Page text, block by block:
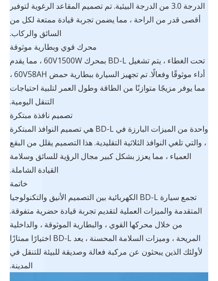
الدرجة 3.0 من الدرجة البيئية. تم تصميم المقاعد الرغوية لتوفير
أقصى قدر من الراحة ، مما يضمن تجربة قيادة ممتعة لكل من
السائق والركاب.
محرك قوي وبطارية موثوقة
تحت الغطاء ، يتم تشغيل BD-L بمحرك 60V1500W ، مما يقدم
أداء موثوقًا وفعالًا. تم تجهيز السيارة ببطارية حمض 60V58AH ،
مما يوفر مزيجًا متوازنًا من الطاقة وطول العمر لتلبية احتياجات
التنقل اليومية.
تصميم نافذة مبتكرة
واحدة من الميزات البارزة في BD-L هي تصميم النوافذ المبتكرة
، والتي تلغي النوافذ الثلاثية التقليدية. هذا التصميم يقلل من البقع
العمياء ، مما يعزز بشكل كبير مجال الرؤية للسائق وسلامة
القيادة الشاملة.
خاتمة
تجمع سيارة BD-L الكهربائية بين التصميم الأنيق والتكنولوجيا
المتقدمة والميزات العملية لتقديم تجربة قيادة حضرية متفوقة.
من خلال محركها القوي ، والبطارية الموثوقة ، والداخلية
المريحة ، وميزات السلامة المحسنة ، يعد BD-L اختيارًا ممتازًا
لأولئك الذين يبحثون عن مركبة فعالة وصديقة للبيئة للتنقل في
المدينة.